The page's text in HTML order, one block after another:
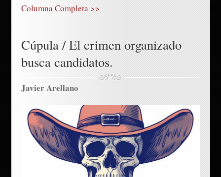
Columna Completa >>
Cúpula / El crimen organizado
busca candidatos.
Javier Arellano